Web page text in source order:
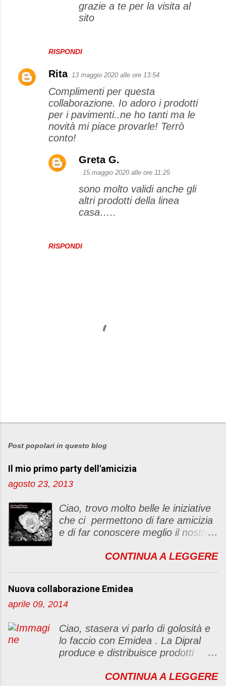
RISPONDI
grazie a te per la visita al
sito
Rita 13 maggio 2020 alle ore 13:54
Complimenti per questa
collaborazione. Io adoro i prodotti
per i pavimenti..ne ho tanti ma le
novità mi piace provarle! Terrò
conto!
RISPONDI
Greta G.
15 maggio 2020 alle ore 11:25
sono molto validi anche gli
altri prodotti della linea
casa…..
P
s
a
u
c
o
m
m
t
o
Post popolari in questo blog
Il mio primo party dell'amicizia
agosto 23, 2013
Ciao, trovo molto belle le iniziative
che ci permettono di fare amicizia
e di far conoscere meglio il nostro
un "party" dell'amicizia .... Mi
post, ma anche di sentimenti ed
emozioni. Non siete obbligate a
avete il tempo bene, altrimenti no
problem. :D Le regole sono le
seguenti 1) Prelevare l'immagine
blog con il link del mio
CONTINUA A LEGGERE
Nuova collaborazione Emidea
aprile 09, 2014
Ciao, stasera vi parlo di golosità e
lo faccio con Emidea . La Dipral
produce e distribuisce prodotti
qualità a marchio Emidea (rivolti
CONTINUA A LEGGERE